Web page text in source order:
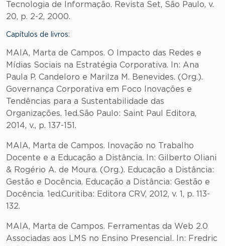
Tecnologia de Informação. Revista Set, São Paulo, v.
20, p. 2-2, 2000.
Capítulos de livros:
MAIA, Marta de Campos. O Impacto das Redes e
Mídias Sociais na Estratégia Corporativa. In: Ana
Paula P. Candeloro e Marilza M. Benevides. (Org.).
Governança Corporativa em Foco Inovações e
Tendências para a Sustentabilidade das
Organizações. 1ed.São Paulo: Saint Paul Editora,
2014, v., p. 137-151.
MAIA, Marta de Campos. Inovação no Trabalho
Docente e a Educação a Distância. In: Gilberto Oliani
& Rogério A. de Moura. (Org.). Educação a Distância:
Gestão e Docência. Educação a Distância: Gestão e
Docência. 1ed.Curitiba: Editora CRV, 2012, v. 1, p. 113-
132.
MAIA, Marta de Campos. Ferramentas da Web 2.0
Associadas aos LMS no Ensino Presencial. In: Fredric